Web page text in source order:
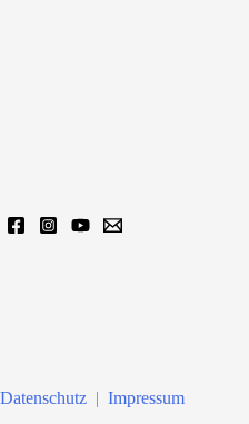
Datenschutz | Impressum